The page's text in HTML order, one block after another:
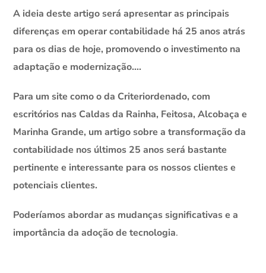
A ideia deste artigo será apresentar as principais
diferenças em operar contabilidade há 25 anos atrás
para os dias de hoje, promovendo o investimento na
adaptação e modernização….
Para um site como o da Criteriordenado, com
escritórios nas Caldas da Rainha, Feitosa, Alcobaça e
Marinha Grande, um artigo sobre a transformação da
contabilidade nos últimos 25 anos será bastante
pertinente e interessante para os nossos clientes e
potenciais clientes.
Poderíamos abordar as mudanças significativas e a
importância da adoção de tecnologia.